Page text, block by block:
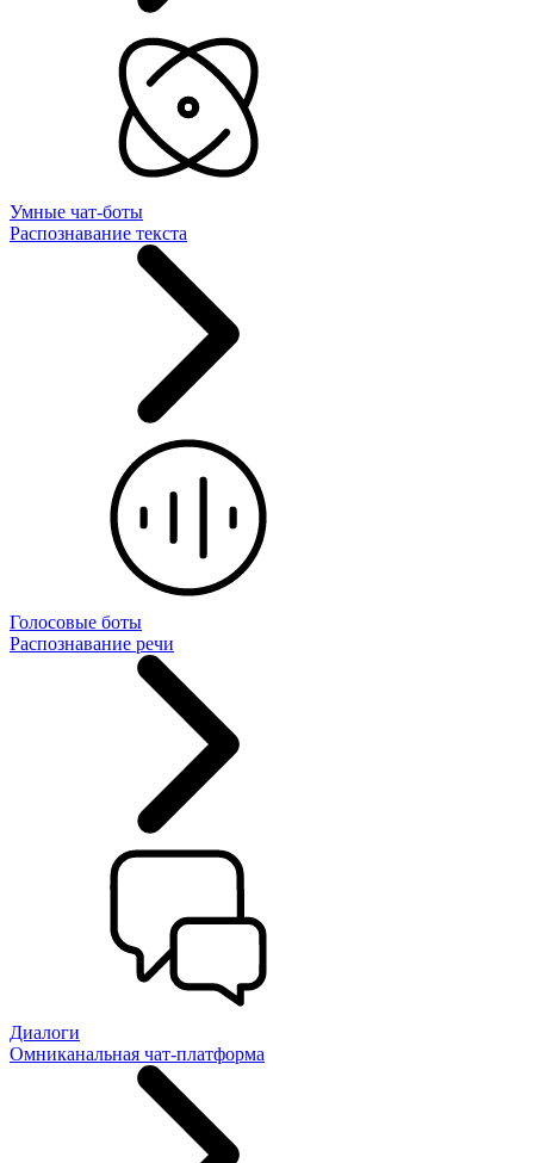
Умные чат-боты
Распознавание текста
Голосовые боты
Распознавание речи
Диалоги
Омниканальная чат-платформа